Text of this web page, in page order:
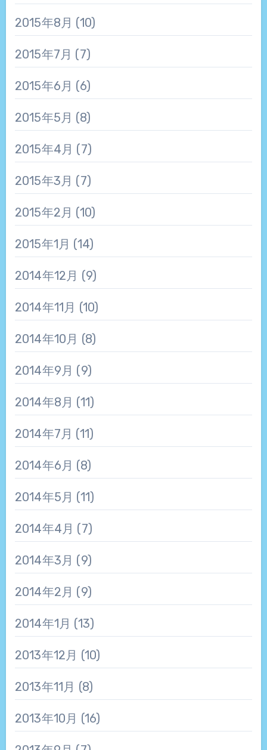
2015年8月 (10)
2015年7月 (7)
2015年6月 (6)
2015年5月 (8)
2015年4月 (7)
2015年3月 (7)
2015年2月 (10)
2015年1月 (14)
2014年12月 (9)
2014年11月 (10)
2014年10月 (8)
2014年9月 (9)
2014年8月 (11)
2014年7月 (11)
2014年6月 (8)
2014年5月 (11)
2014年4月 (7)
2014年3月 (9)
2014年2月 (9)
2014年1月 (13)
2013年12月 (10)
2013年11月 (8)
2013年10月 (16)